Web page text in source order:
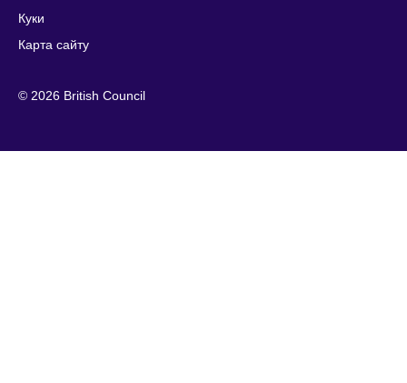
Куки
Карта сайту
© 2026 British Council